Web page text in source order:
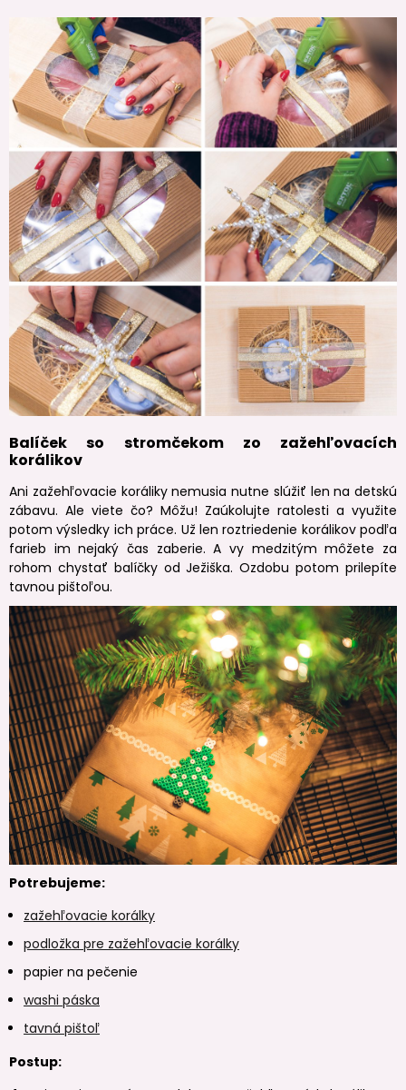
Balíček so stromčekom zo zažehľovacích
korálikov
Ani zažehľovacie koráliky nemusia nutne slúžiť len na detskú
zábavu. Ale viete čo? Môžu! Zaúkolujte ratolesti a využite
potom výsledky ich práce. Už len roztriedenie korálikov podľa
farieb im nejaký čas zaberie. A vy medzitým môžete za
rohom chystať balíčky od Ježiška. Ozdobu potom prilepíte
tavnou pištoľou.
Potrebujeme:
zažehľovacie korálky
podložka pre zažehľovacie korálky
papier na pečenie
washi páska
tavná pištoľ
Postup: